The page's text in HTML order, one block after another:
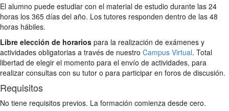
El alumno puede estudiar con el material de estudio durante las 24
horas los 365 días del año. Los tutores responden dentro de las 48
horas hábiles.
Libre elección de horarios para la realización de exámenes y
actividades obligatorias a través de nuestro Campus Virtual. Total
libertad de elegir el momento para el envío de actividades, para
realizar consultas con su tutor o para participar en foros de discusión.
Requisitos
No tiene requisitos previos. La formación comienza desde cero.